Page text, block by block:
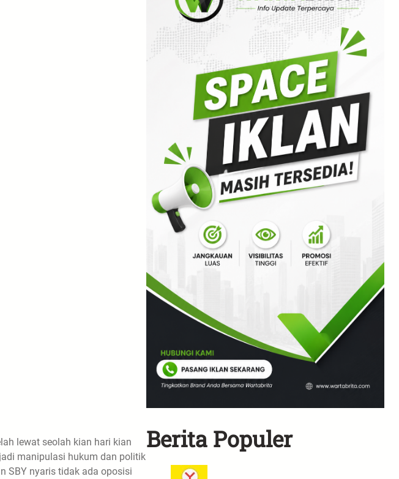
lewat seolah kian hari kian
manipulasi hukum dan politik
SBY nyaris tidak ada oposisi
Berita Populer